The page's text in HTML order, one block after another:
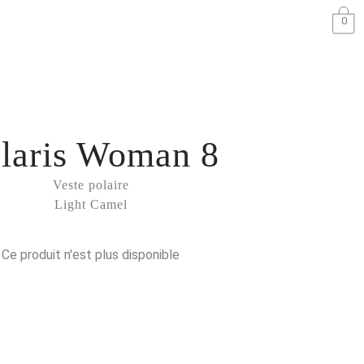
0
Veste polaire
Light Camel
Woman 8
Ce produit n'est plus disponible